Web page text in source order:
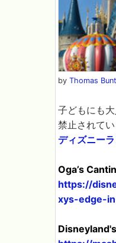
by Thomas
子どもにも
禁止されて
ディズニー
Oga’s
https://
xys-edge-